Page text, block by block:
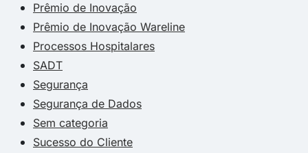
Prêmio de Inovação
Prêmio de Inovação Wareline
Processos Hospitalares
SADT
Segurança
Segurança de Dados
Sem categoria
Sucesso do Cliente